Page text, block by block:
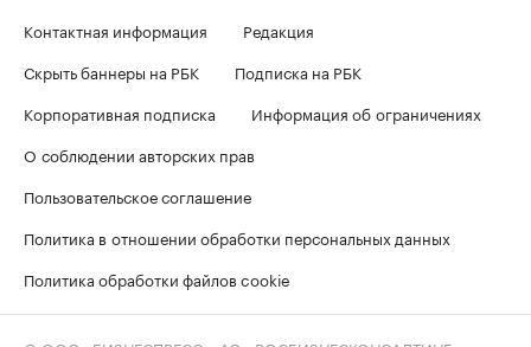
Контактная информация
Редакция
Скрыть баннеры на РБК
Подписка на РБК
Корпоративная подписка
Информация об ограничениях
О соблюдении авторских прав
Пользовательское соглашение
Политика в отношении обработки персональных данных
Политика обработки файлов cookie